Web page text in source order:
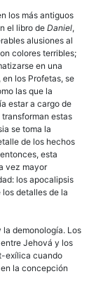
los más antiguos
el libro de Daniel,
alusiones al
colores terribles;
en una
los Profetas, se
las que la
estar a cargo de
estas
se toma la
de los hechos
esta
vez mayor
los apocalipsis
detalles de la
la demonología. Los
Jehová y los
exílica cuando
la concepción